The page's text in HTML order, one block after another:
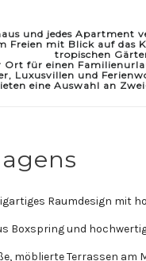
und jedes Apartment
Freien mit Blick auf das
tropischen
Ort für einen
Luxusvillen und
eine Auswahl an
Raumdesign mit
Boxspring und
möblierte Terrassen am